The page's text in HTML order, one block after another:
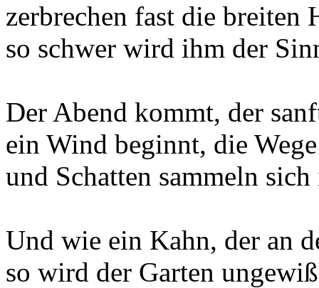
zerbrechen fast die breiten
so schwer wird ihm der
Der Abend kommt, der
ein Wind beginnt, die
und Schatten sammeln
Und wie ein Kahn, der an
so wird der Garten